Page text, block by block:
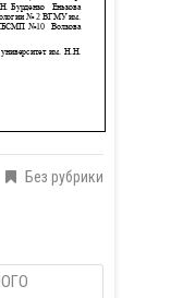
Без рубрики